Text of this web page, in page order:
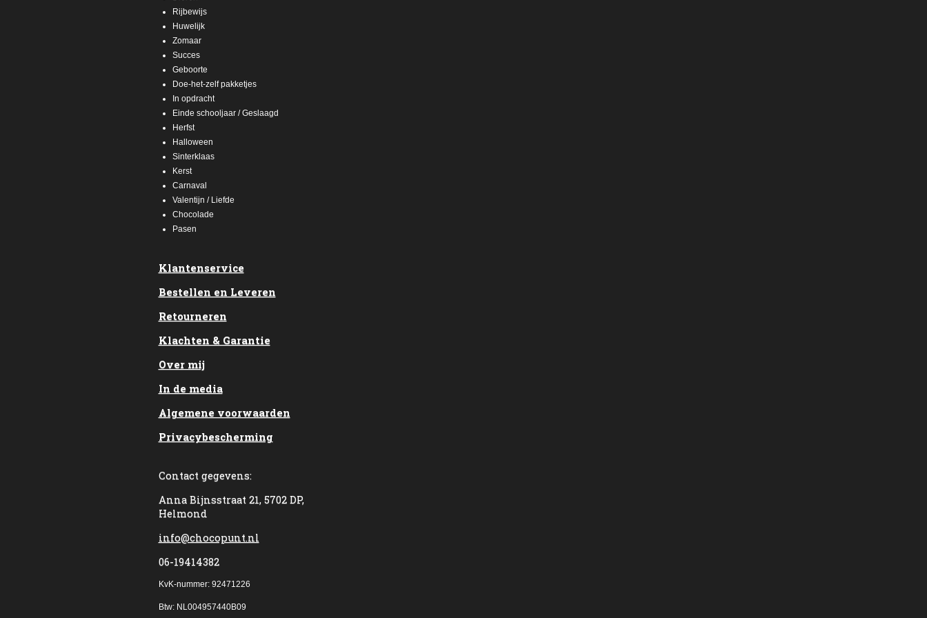
Rijbewijs
Huwelijk
Zomaar
Succes
Geboorte
Doe-het-zelf pakketjes
In opdracht
Einde schooljaar / Geslaagd
Herfst
Halloween
Sinterklaas
Kerst
Carnaval
Valentijn / Liefde
Chocolade
Pasen
Klantenservice
Bestellen en Leveren
Retourneren
Klachten & Garantie
Over mij
In de media
Algemene voorwaarden
Privacybescherming
Contact gegevens:
Anna Bijnsstraat 21, 5702 DP,
Helmond
info@chocopunt.nl
06-19414382
KvK-nummer: 92471226
Btw: NL004957440B09